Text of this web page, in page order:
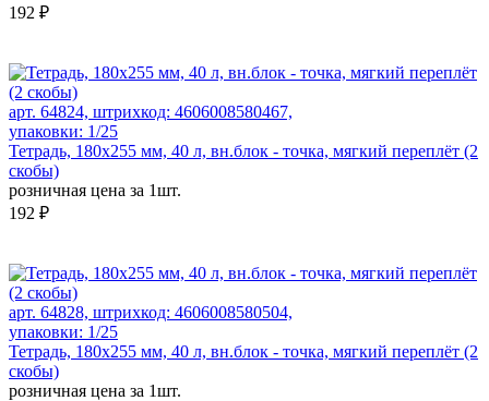
192 ₽
арт. 64824, штрихкод: 4606008580467,
упаковки: 1/25
Тетрадь, 180х255 мм, 40 л, вн.блок - точка, мягкий переплёт (2
скобы)
розничная цена за 1шт.
192 ₽
арт. 64828, штрихкод: 4606008580504,
упаковки: 1/25
Тетрадь, 180х255 мм, 40 л, вн.блок - точка, мягкий переплёт (2
скобы)
розничная цена за 1шт.